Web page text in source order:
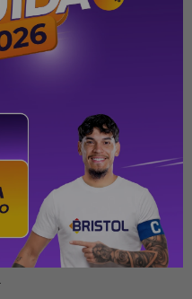
el fútbol con la misma
fusiona identidad y
la tribuna, entrenar o
está fabricada con
opción sostenible sin
Alternativa de
deportiva: es un símbolo
hecho para mujeres